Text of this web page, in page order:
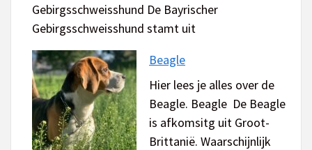
Gebirgsschweisshund De Bayrischer
Gebirgsschweisshund stamt uit
Beagle
Hier lees je alles over de
Beagle. Beagle De Beagle
is afkomsitg uit Groot-
Brittanië. Waarschijnlijk